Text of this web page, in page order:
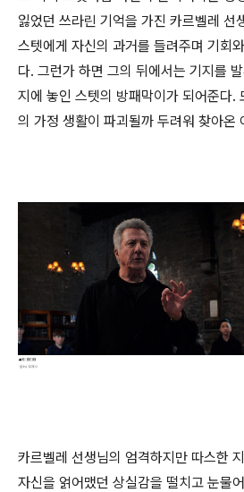
잃었던 쓰라린 기억을 가진 카르벨레 선
스텟에게 자신의 과거를 들려주며 기회
다. 그런가 하면 그의 뒤에서는 기지를
지에 놓인 스텟의 방패막이가 되어준다.
의 가정 생활이 파괴될까 두려워 찾아온
카르벨레 선생님의 엄격하지만 따스한
자신을 얽어맸던 상실감을 떨치고 눈물